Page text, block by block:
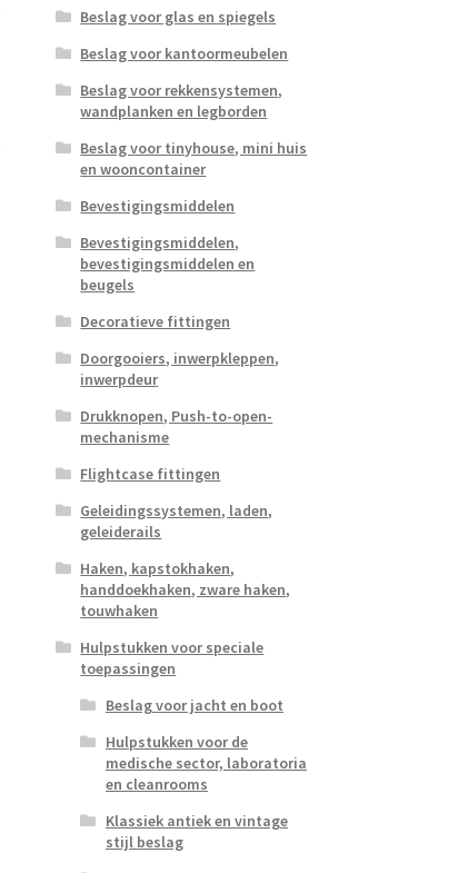
Beslag voor glas en spiegels
Beslag voor kantoormeubelen
Beslag voor rekkensystemen,
wandplanken en legborden
Beslag voor tinyhouse, mini huis
en wooncontainer
Bevestigingsmiddelen
Bevestigingsmiddelen,
bevestigingsmiddelen en
beugels
Decoratieve fittingen
Doorgooiers, inwerpkleppen,
inwerpdeur
Drukknopen, Push-to-open-
mechanisme
Flightcase fittingen
Geleidingssystemen, laden,
geleiderails
Haken, kapstokhaken,
handdoekhaken, zware haken,
touwhaken
Hulpstukken voor speciale
toepassingen
Beslag voor jacht en boot
Hulpstukken voor de
medische sector, laboratoria
en cleanrooms
Klassiek antiek en vintage
stijl beslag